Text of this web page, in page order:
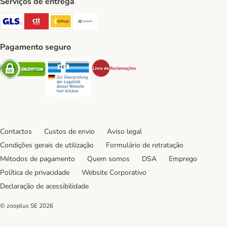
GLS Shipping Method
CTTExpress Shipping Method
InPost Shipping Method
Pagamento seguro
Security Security
Contactos Custos de envio
Aviso legal
Condições gerais de utilização
Formulário de retratação
Métodos de pagamento
Quem somos DSA
Emprego
Política de privacidade
Website Corporativo
Declaração de acessibilidade
© zooplus SE 2026